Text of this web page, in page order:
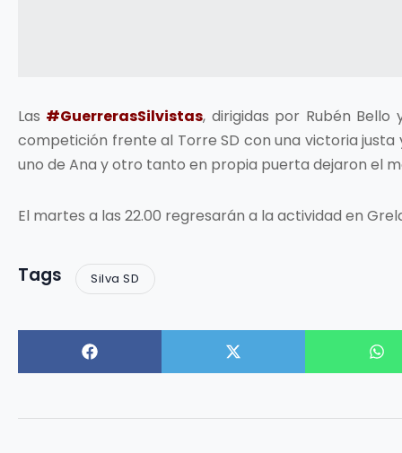
Las #GuerrerasSilvistas, dirigidas por Rubén
competición frente al Torre SD con una victoria justa
uno de Ana y otro tanto en propia puerta dejaron el
El martes a las 22.00 regresarán a la actividad en
Tags Silva SD